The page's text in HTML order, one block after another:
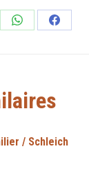
PartagerPartager
/ Schleich